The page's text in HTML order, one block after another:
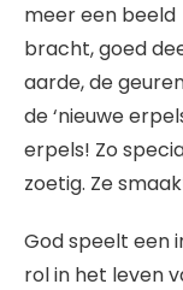
meer een
bracht, goed
aarde, de
de ‘nieuwe
erpels! Zo
zoetig. Ze
God speelt een
rol in het leven